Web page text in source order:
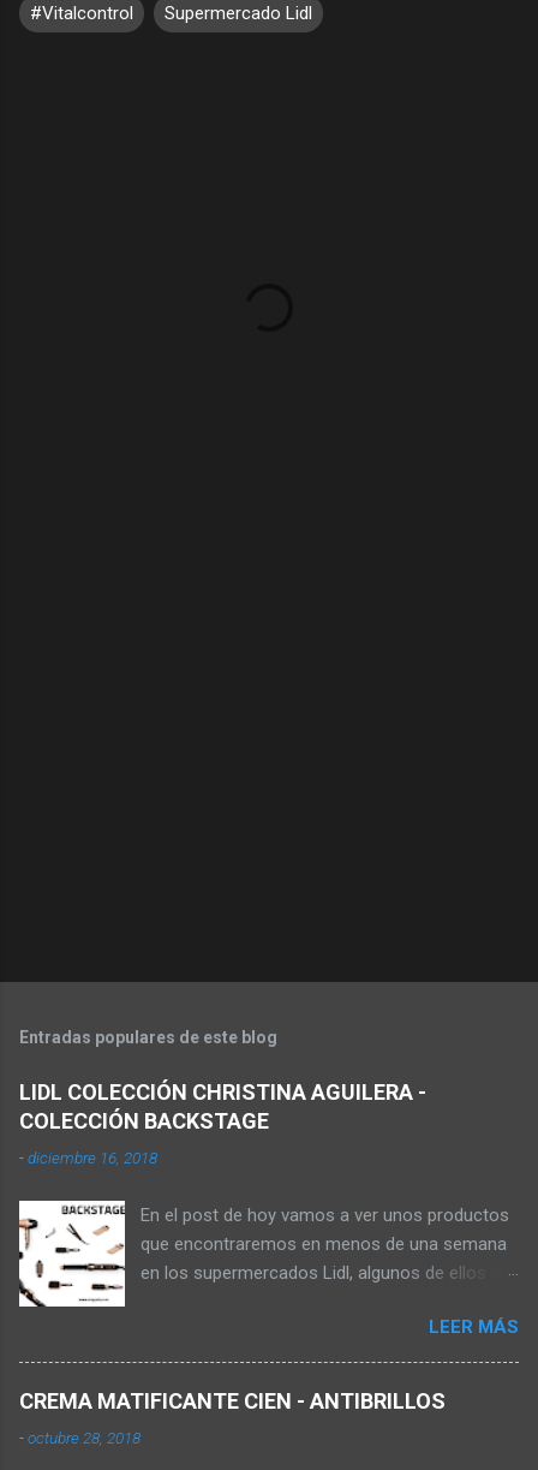
#Vitalcontrol Supermercado Lidl
Entradas populares de este blog
LIDL COLECCIÓN CHRISTINA AGUILERA -
COLECCIÓN BACKSTAGE
-diciembre 16, 2018
En el post de hoy vamos a ver unos productos
que encontraremos en menos de una semana
en los supermercados Lidl, algunos de ellos se
supermercados, pagando los gastos de envío,
aunque no sale de almacenes el producto
LEER MÁS
CREMA MATIFICANTE CIEN - ANTIBRILLOS
-octubre 28, 2018